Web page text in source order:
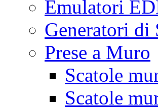
Emulatori
Generatori di
Prese a Muro
Scatole
Scatole